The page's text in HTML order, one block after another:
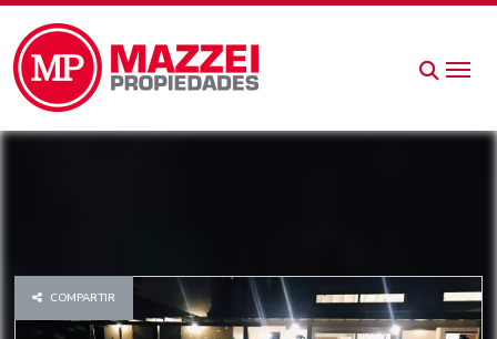
COMPARTIR